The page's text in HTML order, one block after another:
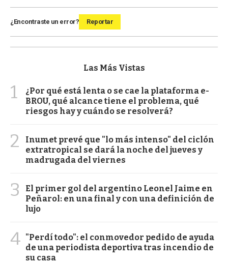
¿Encontraste un error? Reportar
Las Más Vistas
1
¿Por qué está lenta o se cae la plataforma e-
BROU, qué alcance tiene el problema, qué
riesgos hay y cuándo se resolverá?
2
Inumet prevé que "lo más intenso" del ciclón
extratropical se dará la noche del jueves y
madrugada del viernes
3
El primer gol del argentino Leonel Jaime en
Peñarol: en una final y con una definición de
lujo
4 "Perdí todo": el conmovedor pedido de ayuda
de una periodista deportiva tras incendio de
su casa